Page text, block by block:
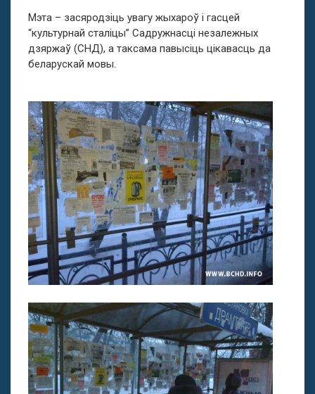
Мэта – засяродзіць увагу жыхароў і гасцей
“культурнай сталіцы” Садружнасці незалежных
дзяржаў (СНД), а таксама павысіць цікавасць да
беларускай мовы.